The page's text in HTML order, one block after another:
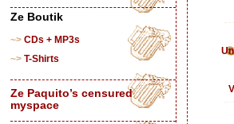
Ze Boutik
CDs + MP3s
T-Shirts
Ze Paquito’s censured
myspace